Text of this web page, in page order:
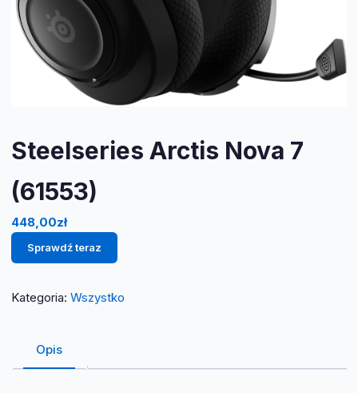
Steelseries Arctis Nova 7
(61553)
448,00zł
Sprawdź teraz
Kategoria: Wszystko
Opis